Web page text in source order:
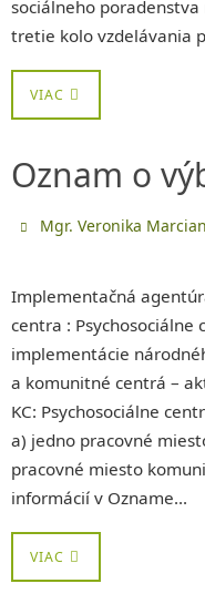
sociálneho poradenstva
tretie kolo vzdelávania
VIAC
Oznam o
Mgr. Veronika
Implementačná
centra : Psychosociálne
implementácie
a komunitné centrá –
KC: Psychosociálne
a) jedno pracovné
pracovné miesto
informácií v Ozname…
VIAC